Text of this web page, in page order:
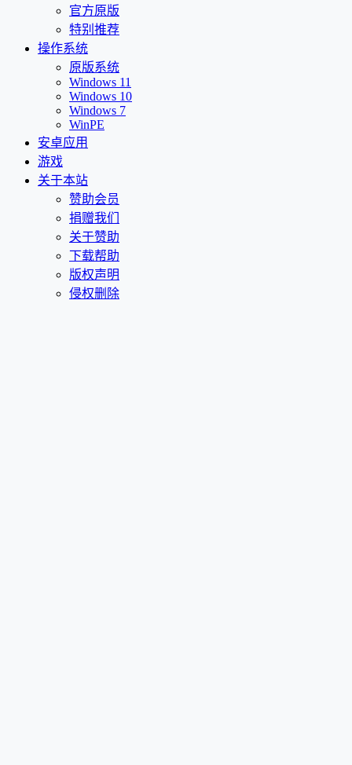
官方原版
特别推荐
操作系统
原版系统
Windows 11
Windows 10
Windows 7
WinPE
安卓应用
游戏
关于本站
赞助会员
捐赠我们
关于赞助
下载帮助
版权声明
侵权删除